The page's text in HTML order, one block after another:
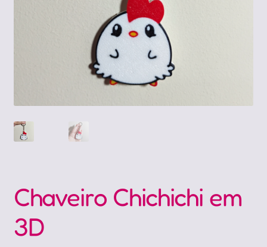
Chaveiro Chichichi em
3D